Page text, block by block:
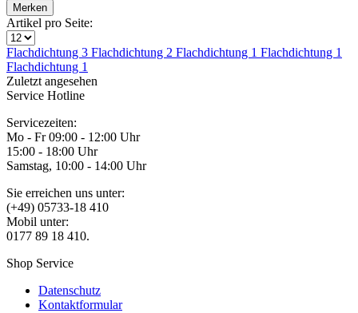
Merken
Artikel pro Seite:
Flachdichtung 3 Flachdichtung 2 Flachdichtung 1 Flachdichtung 1
Flachdichtung 1
Zuletzt angesehen
Service Hotline
Servicezeiten:
Mo - Fr 09:00 - 12:00 Uhr
15:00 - 18:00 Uhr
Samstag, 10:00 - 14:00 Uhr
Sie erreichen uns unter:
(+49) 05733-18 410
Mobil unter:
0177 89 18 410.
Shop Service
Datenschutz
Kontaktformular